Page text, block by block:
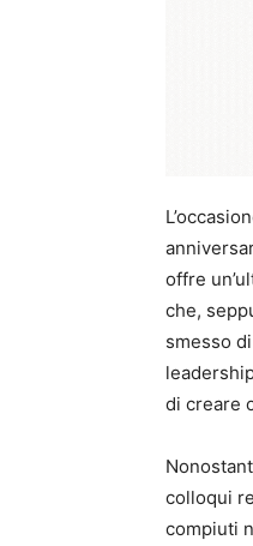
offre
che,
smesso
di creare
colloqui
compiuti